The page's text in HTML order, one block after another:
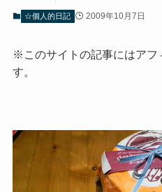
☆個人的日記 2009年10月7日
※このサイトの記事にはアフ
す。